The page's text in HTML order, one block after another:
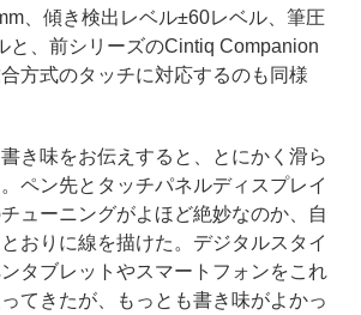
、傾き検出レベル±60レベル、筆圧
と、前シリーズのCintiq Companion
方式のタッチに対応するのも同様
き味をお伝えすると、とにかく滑ら
ペン先とタッチパネルディスプレイ
ューニングがよほど絶妙なのか、自
おりに線を描けた。デジタルスタイ
タブレットやスマートフォンをこれ
てきたが、もっとも書き味がよかっ